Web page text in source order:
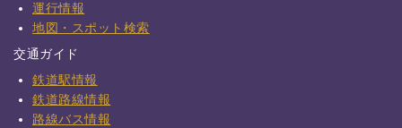
運行情報
地図・スポット検索
交通ガイド
鉄道駅情報
鉄道路線情報
路線バス情報